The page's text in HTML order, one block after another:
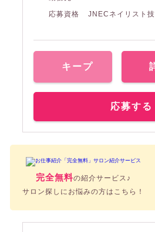
応募資格
JNECネイリスト
キープ
応募する
完全無料の紹介サービス♪
サロン探しにお悩みの方はこちら！